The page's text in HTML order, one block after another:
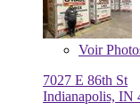
Voir
7027 E 86th St
Indianapolis, IN